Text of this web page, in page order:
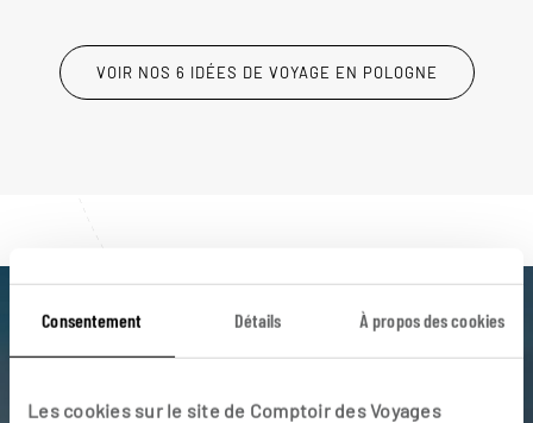
Consentement Détails À propos des cookies
Les cookies sur le site de Comptoir des Voyages
VOIR NOS 6 IDÉES DE VOYAGE EN POLOGNE
Luciole,